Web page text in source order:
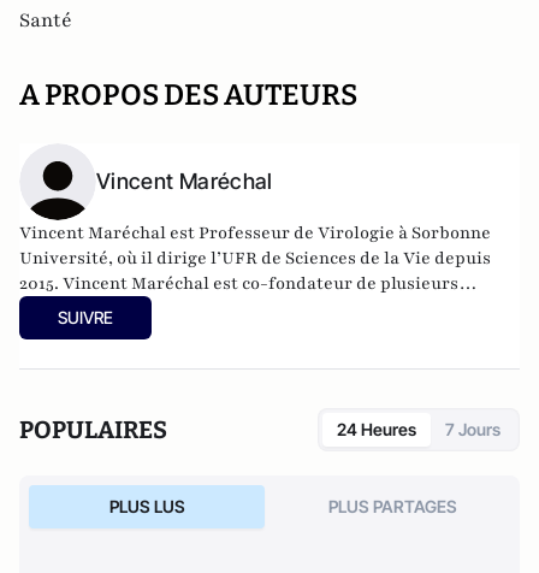
Santé
A PROPOS DES AUTEURS
Vincent Maréchal
Vincent Maréchal est Professeur de Virologie à Sorbonne
Université, où il dirige l’UFR de Sciences de la Vie depuis
2015. Vincent Maréchal est co-fondateur de plusieurs
initiatives de recherche sur le COVID-19 dont le réseau
OBEPINE (suivi du SARS-CoV2 dans les eaux usées dans le
SARS-CoV2, notamment dans le cadre de stratégies de
SUIVRE
POPULAIRES 24 Heures 7 Jours
PLUS LUS PLUS PARTAGES